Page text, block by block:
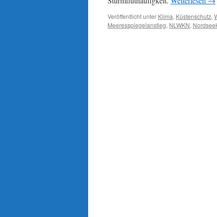
Veröffentlicht unter Klima, Küstenschutz,
Meeresspiegelanstieg, NLWKN,